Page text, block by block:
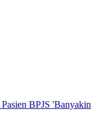
BPJS 'Banyakin